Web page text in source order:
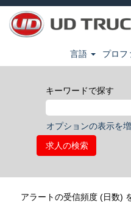
言語 プロフ
キーワードで探す
オプションの表示を
アラートの受信頻度 (日数)